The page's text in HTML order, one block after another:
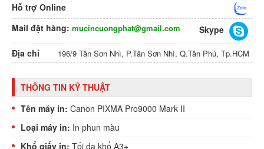
Hỗ trợ Online
Mail đặt hàng: mucincuongphat@gmail.com
Skype
Địa chỉ
196/9 Tân Sơn Nhì, P.Tân Sơn Nhì, Q.Tân Phú, Tp.HCM
THÔNG TIN KỸ THUẬT
Tên máy in: Canon PIXMA Pro9000 Mark II
Loại máy in: In phun màu
Khổ giấy in: Tối đa khổ A3+